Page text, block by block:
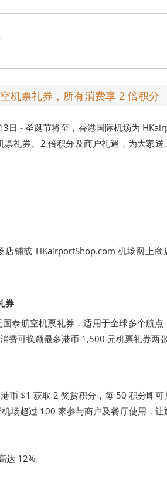
机票礼券，所有消费享 2 倍积分
日 - 圣诞节将至，香港国际机场为
礼券、2 倍积分及商户礼遇，为大家送
铺或 HKairportShop.com 机场网上商
券
泰航空机票礼券，适用于全球多个航点
费可换领最多港币 1,500 元机票礼券两张
币 $1 获取 2 奖赏积分，每 50 积分即可
场超过 100 家参与商户及餐厅使用，让
12%。